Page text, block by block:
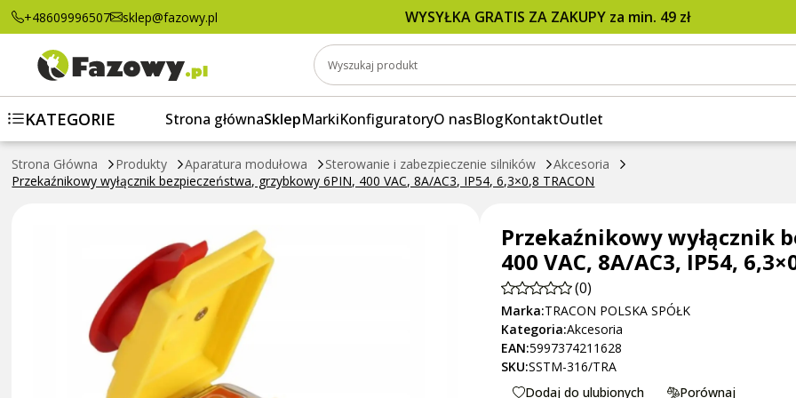
+48609996507 sklep@fazowy.pl WYSYŁKA GRATIS ZA ZAKUPY za min. 49 zł
Wyszukaj produkt
KATEGORIE Strona głównaSklepMarkiKonfiguratoryO nasBlogKontaktOutlet
Strona Główna Produkty Aparatura modułowa Sterowanie i zabezpieczenie silników
Akcesoria
Przekaźnikowy wyłącznik bezpieczeństwa, grzybkowy 6PIN, 400 VAC, 8A/AC3, IP54, 6,3×0,8 TRACON
Przekaźnikowy wyłącznik bezpieczeństwa, grzybkowy 6PIN, 400 VAC, 8A/AC3, IP54, 6,3×0,8
Przekaźnikowy wyłącznik
400 VAC, 8A/AC3, IP54,
(0)
Marka:TRACON POLSKA SPÓŁK
Kategoria:Akcesoria
EAN:5997374211628
SKU:SSTM-316/TRA
Dodaj do ulubionych
Porównaj